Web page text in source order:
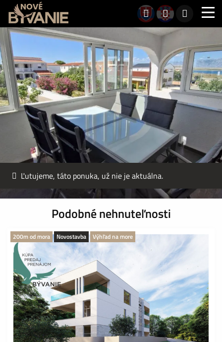
Ľutujeme, táto ponuka, už nie je aktuálna.
Podobné nehnuteľnosti
200m od mora Novostavba Výhľad na more